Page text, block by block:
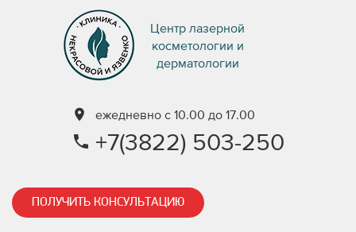
Центр лазерной
косметологии и
дерматологии
ежедневно с 10.00 до 17.00
+7(3822) 503-250
ПОЛУЧИТЬ КОНСУЛЬТАЦИЮ